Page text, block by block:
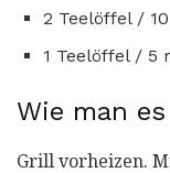
2 Teelöffel /
1 Teelöffel / 5
Wie man
Grill vorheizen.